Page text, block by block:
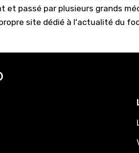
et passé par plusieurs grands
site dédié à l'actualité du